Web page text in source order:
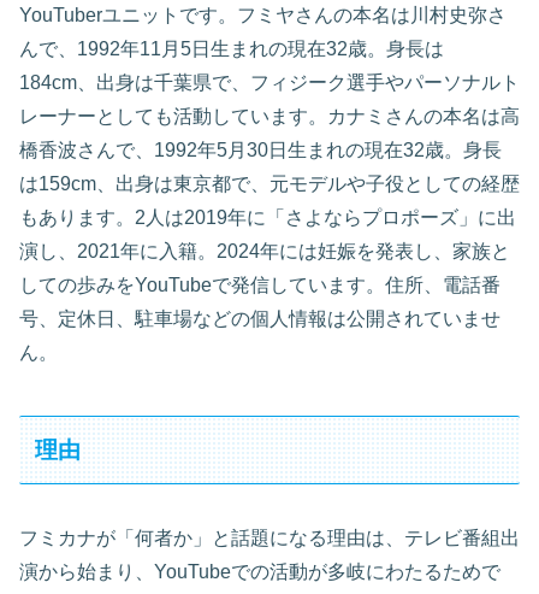
YouTuberユニットです。フミヤさんの本名は川村史弥さ
んで、1992年11月5日生まれの現在32歳。身長は
184cm、出身は千葉県で、フィジーク選手やパーソナルト
レーナーとしても活動しています。カナミさんの本名は高
橋香波さんで、1992年5月30日生まれの現在32歳。身長
は159cm、出身は東京都で、元モデルや子役としての経歴
もあります。2人は2019年に「さよならプロポーズ」に出
演し、2021年に入籍。2024年には妊娠を発表し、家族と
しての歩みをYouTubeで発信しています。住所、電話番
号、定休日、駐車場などの個人情報は公開されていませ
ん。
理由
フミカナが「何者か」と話題になる理由は、テレビ番組出
演から始まり、YouTubeでの活動が多岐にわたるためで